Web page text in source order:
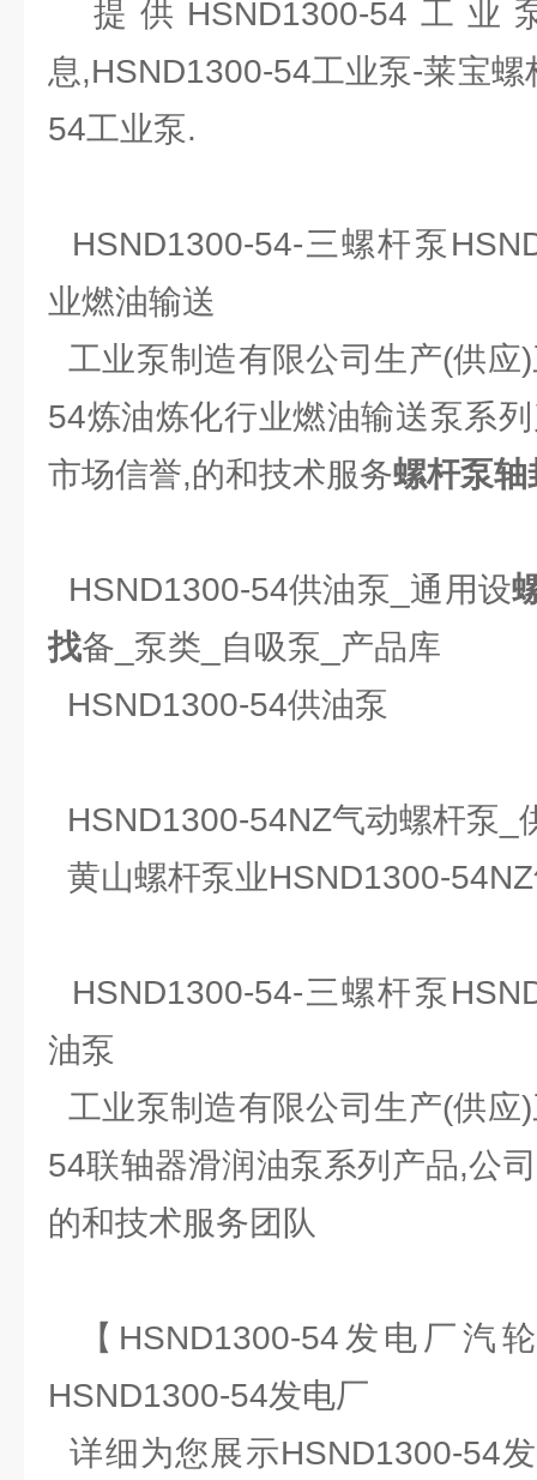
提供HSND1300-54工
息,HSND1300-54工业泵-莱宝
54工业泵.
HSND1300-54-三螺杆泵
业燃油输送
工业泵制造有限公司生产(供应
54炼油炼化行业燃油输送泵系
市场信誉,的和技术服务螺杆泵轴
HSND1300-54供油泵_通用设
找备_泵类_自吸泵_产品库
HSND1300-54供油泵
HSND1300-54NZ气动螺杆泵_
黄山螺杆泵业HSND1300-
HSND1300-54-三螺杆泵
油泵
工业泵制造有限公司生产(供应
54联轴器滑润油泵系列产品,公
的和技术服务团队
【HSND1300-54发电厂汽
HSND1300-54发电厂
详细为您展示HSND1300-54